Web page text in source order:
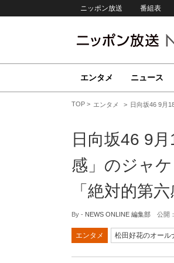
ニッポン放送 番組表
エンタメ ニュース
TOP エンタメ 日向坂46 9月
日向坂46 9
感」のジャ
「絶対的第
By - NEWS ONLINE 編集部 公開：
エンタメ 松田好花のオール